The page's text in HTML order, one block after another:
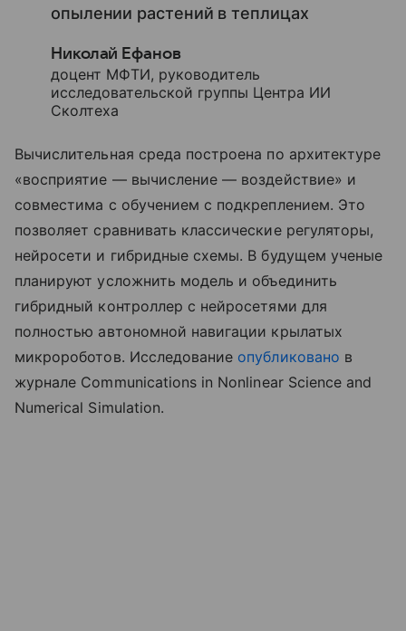
опылении растений в теплицах
Николай Ефанов
доцент МФТИ, руководитель
исследовательской группы Центра ИИ
Сколтеха
Вычислительная среда построена по архитектуре
«восприятие — вычисление — воздействие» и
совместима с обучением с подкреплением. Это
позволяет сравнивать классические регуляторы,
нейросети и гибридные схемы. В будущем ученые
планируют усложнить модель и объединить
гибридный контроллер с нейросетями для
полностью автономной навигации крылатых
микророботов. Исследование опубликовано в
журнале Communications in Nonlinear Science and
Numerical Simulation.